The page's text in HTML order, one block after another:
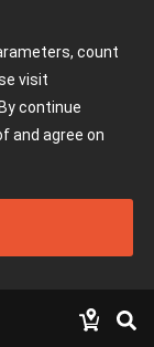
count
visit
continue
and agree on